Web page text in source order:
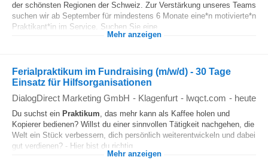
der schönsten Regionen der Schweiz. Zur Verstärkung unseres Teams
suchen wir ab September für mindestens 6 Monate eine*n motivierte*n
Praktikant*in im Service. Suchen Sie eine...
Mehr anzeigen
Ferialpraktikum im Fundraising (m/w/d) - 30 Tage
Einsatz für Hilfsorganisationen
DialogDirect Marketing GmbH - Klagenfurt - lwqct.com - heute
Du suchst ein Praktikum, das mehr kann als Kaffee holen und
Kopierer bedienen? Willst du einer sinnvollen Tätigkeit nachgehen, die
Welt ein Stück verbessern, dich persönlich weiterentwickeln und dabei
gut verdienen? - Hier bist du richtig...
Mehr anzeigen